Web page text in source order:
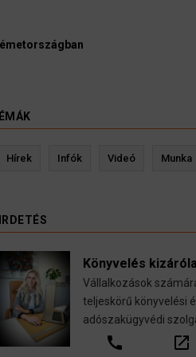
Kevin Ressler biztosítási
Hírek Infók Videó Munka
Könyvelés
Vállalkozások
teljeskörű könyvelési
adószakügyvédi
call open_in_new